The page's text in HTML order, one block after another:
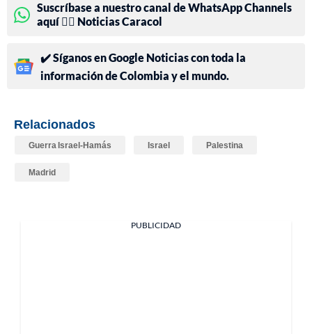
Suscríbase a nuestro canal de WhatsApp Channels
aquí 👉🏻 Noticias Caracol
✔️ Síganos en Google Noticias con toda la
información de Colombia y el mundo.
Relacionados
Guerra Israel-Hamás Israel Palestina
Madrid
PUBLICIDAD